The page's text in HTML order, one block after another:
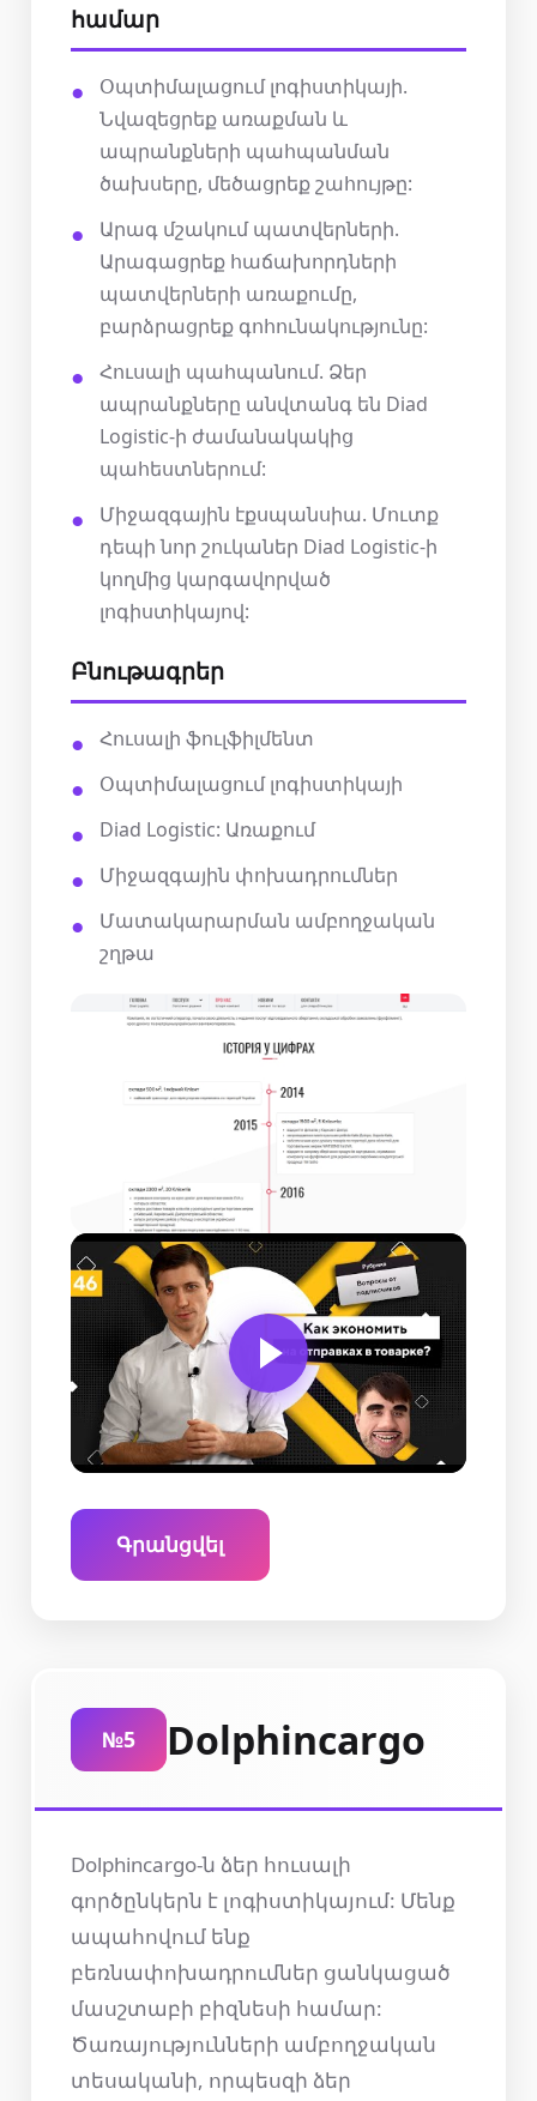
համար
Օպտիմալացում լոգիստիկայի.
Նվազեցրեք առաքման և
ապրանքների պահպանման
ծախսերը, մեծացրեք շահույթը:
Արագ մշակում պատվերների.
Արագացրեք հաճախորդների
պատվերների առաքումը,
բարձրացրեք գոհունակությունը:
Հուսալի պահպանում. Ձեր
ապրանքները անվտանգ են Diad
Logistic-ի ժամանակակից
պահեստներում:
Միջազգային էքսպանսիա. Մուտք
դեպի նոր շուկաներ Diad Logistic-ի
կողմից կարգավորված
լոգիստիկայով:
Բնութագրեր
Հուսալի ֆուլֆիլմենտ
Օպտիմալացում լոգիստիկայի
Diad Logistic: Առաքում
Միջազգային փոխադրումներ
Մատակարարման ամբողջական
շղթա
Գրանցվել
№5 Dolphincargo
Dolphincargo-ն ձեր հուսալի
գործընկերն է լոգիստիկայում: Մենք
ապահովում ենք
բեռնափոխադրումներ ցանկացած
մասշտաբի բիզնեսի համար:
Ծառայությունների ամբողջական
տեսականի, որպեսզի ձեր